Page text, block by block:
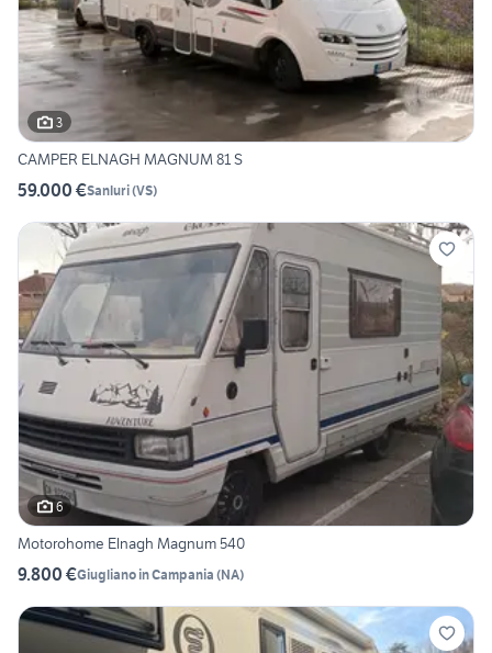
3
CAMPER ELNAGH MAGNUM 81 S
59.000 €Sanluri(VS)
6
Motorohome Elnagh Magnum 540
9.800 €Giugliano in Campania (NA)